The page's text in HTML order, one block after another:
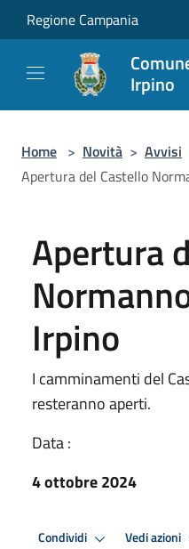
Salta al contenuto principale
Regione Campania
Irpino
Home > Novità > Avvisi
Apertura del Castello
Apertura
Irpino
I camminamenti del
resteranno aperti.
Data :
4 ottobre 2024
Condividi Vedi azioni